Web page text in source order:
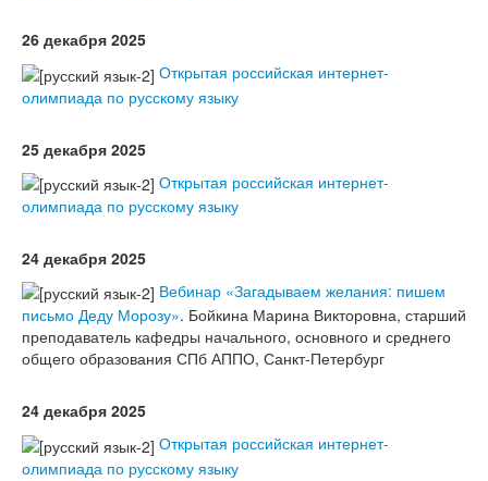
26 декабря 2025
Открытая российская интернет-
олимпиада по русскому языку
25 декабря 2025
Открытая российская интернет-
олимпиада по русскому языку
24 декабря 2025
Вебинар «Загадываем желания: пишем
письмо Деду Морозу». Бойкина Марина Викторовна, старший
преподаватель кафедры начального, основного и среднего
общего образования СПб АППО, Санкт-Петербург
24 декабря 2025
Открытая российская интернет-
олимпиада по русскому языку